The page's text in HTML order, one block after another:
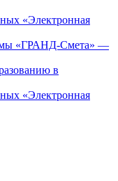
«Электронная
«ГРАНД-Смета» —
в
«Электронная